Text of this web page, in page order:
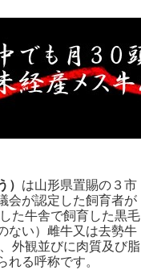
は山形県置賜の３市
会が認定した飼育者が
た牛舎で飼育した黒毛
ない）雌牛又は去勢牛
外観並びに肉質及び脂
る呼称です。